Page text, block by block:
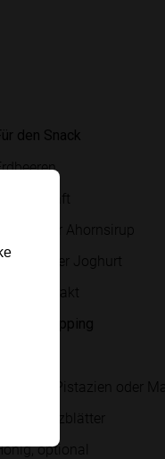
den Snack
Zitronensaft
Honig oder Ahornsirup
Joghurt
Vanilleextrakt
Für das Topping
gehackte Pistazien oder
kleine Minzblätter
optional